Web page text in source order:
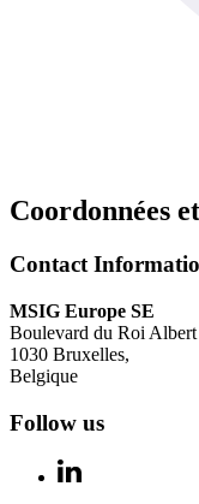
Coordonnées
Contact
MSIG Europe SE
Boulevard du Roi
1030 Bruxelles,
Belgique
Follow us